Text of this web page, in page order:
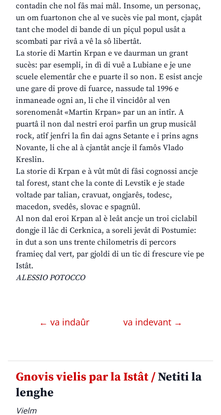
contadin che nol fâs mai mâl. Insome, un personaç,
un om fuartonon che al ve sucès vie pal mont, cjapât
tant che model di bande di un piçul popul usât a
scombati par rivâ a vê la sô libertât.
La storie di Martin Krpan e ve daurman un grant
sucès: par esempli, in dì di vuê a Lubiane e je une
scuele elementâr che e puarte il so non. E esist ancje
une gare di prove di fuarce, nassude tal 1996 e
inmaneade ogni an, li che il vincidôr al ven
sorenomenât «Martin Krpan» par un an intîr. A
puartâ il non dal nestri eroi parfin un grup musicâl
rock, atîf jenfri la fin dai agns Setante e i prins agns
Novante, li che al à cjantât ancje il famôs Vlado
Kreslin.
La storie di Krpan e à vût mût di fâsi cognossi ancje
tal forest, stant che la conte di Levstik e je stade
voltade par talian, cravuat, ongjarês, todesc,
macedon, svedês, slovac e spagnûl.
Al non dal eroi Krpan al è leât ancje un troi ciclabil
dongje il lâc di Cerknica, a soreli jevât di Postumie:
in dut a son uns trente chilometris di percors
framieç dal vert, par gjoldi di un tic di frescure vie pe
Istât.
ALESSIO POTOCCO
← va indaûr va indevant →
Gnovis vielis par la Istât /Netiti la
lenghe
Vielm